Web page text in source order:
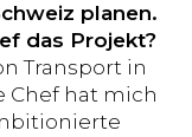
planen.
das Projekt?
Transport in
Chef hat mich